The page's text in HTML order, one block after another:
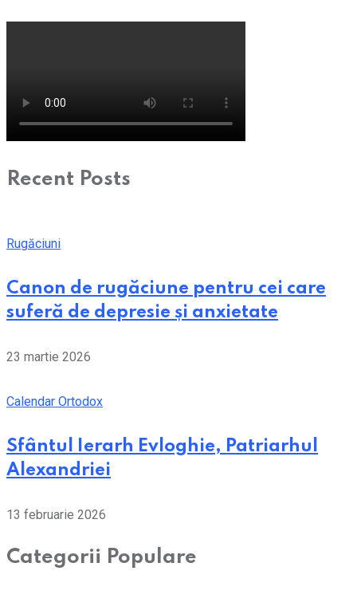
Recent Posts
Rugăciuni
Canon de rugăciune pentru cei care
suferă de depresie și anxietate
23 martie 2026
Calendar Ortodox
Sfântul Ierarh Evloghie, Patriarhul
Alexandriei
13 februarie 2026
Categorii Populare